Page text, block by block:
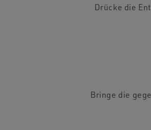
Drücke die
Bringe die